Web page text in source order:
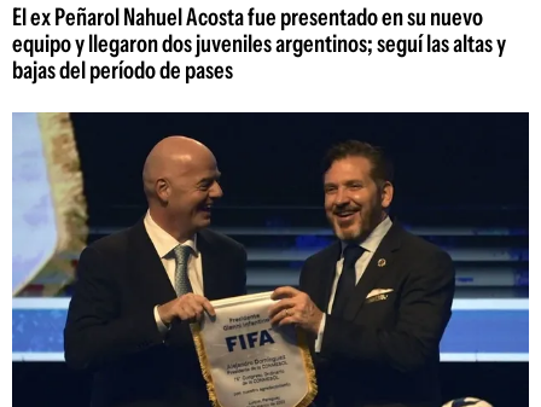
El ex Peñarol Nahuel Acosta fue presentado en su nuevo
equipo y llegaron dos juveniles argentinos; seguí las altas y
bajas del período de pases